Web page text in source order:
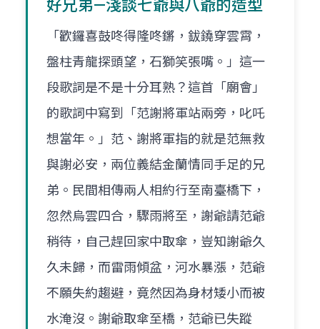
好兄弟—淺談七爺與八爺的造型
「歡鑼喜鼓咚得隆咚鏘，鈸鐃穿雲霄，
盤柱青龍探頭望，石獅笑張嘴。」這一
段歌詞是不是十分耳熟？這首「廟會」
的歌詞中寫到「范謝將軍站兩旁，叱吒
想當年。」范、謝將軍指的就是范無救
與謝必安，兩位義結金蘭情同手足的兄
弟。民間相傳兩人相約行至南臺橋下，
忽然烏雲四合，驟雨將至，謝爺請范爺
稍待，自己趕回家中取傘，豈知謝爺久
久未歸，而雷雨傾盆，河水暴漲，范爺
不願失約趨避，竟然因為身材矮小而被
水淹沒。謝爺取傘至橋，范爺已失蹤